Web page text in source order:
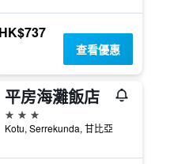
HK$737
查看優惠
平房海灘飯店
3星級
Kotu, Serrekunda, 甘比亞